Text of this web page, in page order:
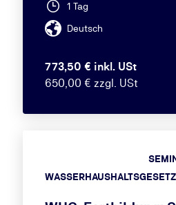
1 Tag
Deutsch
773,50 € inkl. USt
650,00 € zzgl. USt
WASSERHAUSHALTSGESETZ